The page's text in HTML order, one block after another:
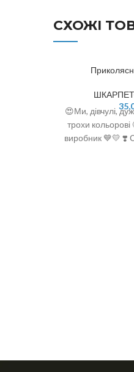
СХОЖІ
😍Ми, дівчулі,
трохи кольорові
виробник 💙💛 ❣️